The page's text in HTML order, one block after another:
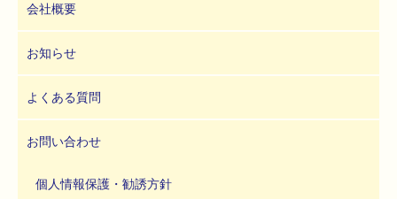
会社概要
お知らせ
よくある質問
お問い合わせ
個人情報保護・勧誘方針